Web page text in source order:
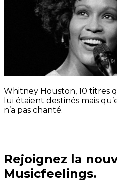
Whitney Houston, 10 titres
lui étaient destinés mais
n’a pas chanté.
Rejoignez la
Musicfeelings.